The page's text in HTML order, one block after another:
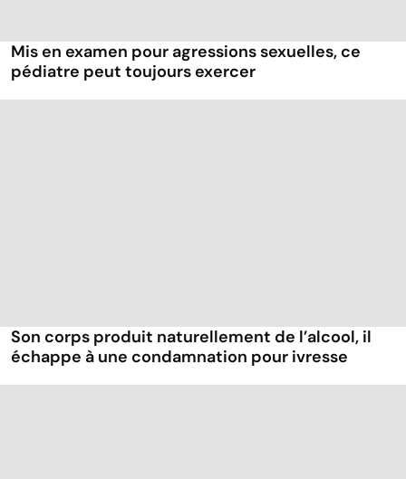
Mis en examen pour agressions sexuelles, ce
pédiatre peut toujours exercer
Son corps produit naturellement de l’alcool, il
échappe à une condamnation pour ivresse